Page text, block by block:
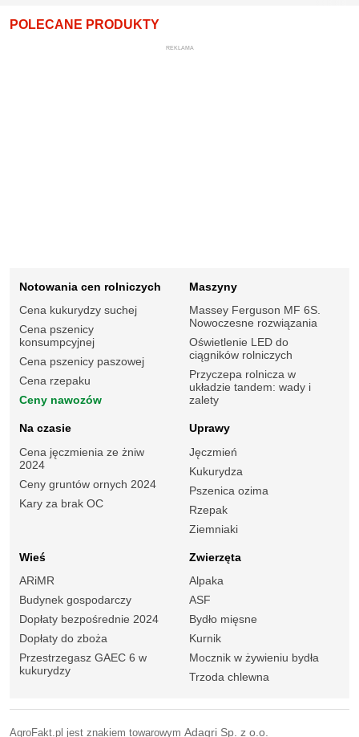
POLECANE PRODUKTY
REKLAMA
Notowania cen rolniczych
Cena kukurydzy suchej
Cena pszenicy
konsumpcyjnej
Cena pszenicy paszowej
Cena rzepaku
Ceny nawozów
Maszyny
Massey Ferguson MF 6S.
Nowoczesne rozwiązania
Oświetlenie LED do
ciągników rolniczych
Przyczepa rolnicza w
układzie tandem: wady i
zalety
Na czasie
Cena jęczmienia ze żniw
2024
Ceny gruntów ornych 2024
Kary za brak OC
Uprawy
Jęczmień
Kukurydza
Pszenica ozima
Rzepak
Ziemniaki
Wieś
ARiMR
Budynek gospodarczy
Dopłaty bezpośrednie 2024
Dopłaty do zboża
Przestrzegasz GAEC 6 w
kukurydzy
Zwierzęta
Alpaka
ASF
Bydło mięsne
Kurnik
Mocznik w żywieniu bydła
Trzoda chlewna
AgroFakt.pl jest znakiem towarowym Adagri Sp. z o.o.